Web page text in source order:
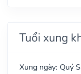
Tuổi xung
Xung ngày: Quý